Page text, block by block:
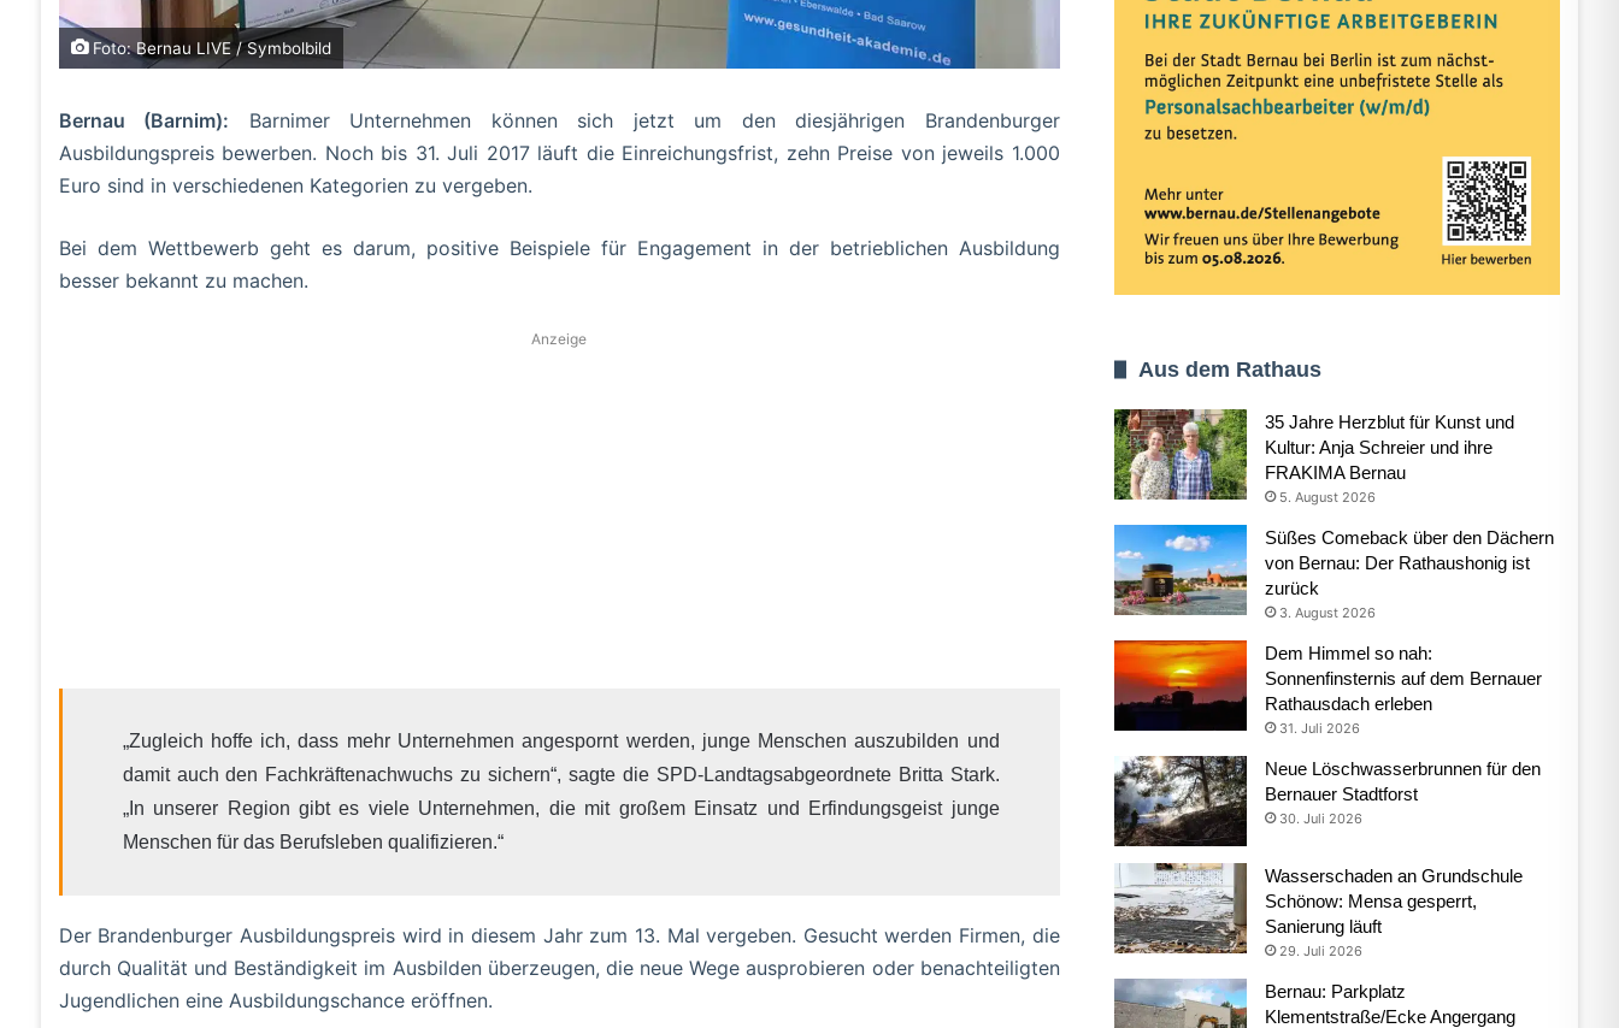
Foto: Bernau LIVE / Symbolbild
Bernau (Barnim): Barnimer Unternehmen können sich jetzt um den diesjährigen Brandenburger
Ausbildungspreis bewerben. Noch bis 31. Juli 2017 läuft die Einreichungsfrist, zehn Preise von jeweils 1.000
Euro sind in verschiedenen Kategorien zu vergeben.
Bei dem Wettbewerb geht es darum, positive Beispiele für Engagement in der betrieblichen Ausbildung
besser bekannt zu machen.
Anzeige
„Zugleich hoffe ich, dass mehr Unternehmen angespornt werden, junge Menschen auszubilden und
damit auch den Fachkräftenachwuchs zu sichern“, sagte die SPD-Landtagsabgeordnete Britta Stark.
„In unserer Region gibt es viele Unternehmen, die mit großem Einsatz und Erfindungsgeist junge
Menschen für das Berufsleben qualifizieren.“
Der Brandenburger Ausbildungspreis wird in diesem Jahr zum 13. Mal vergeben. Gesucht werden Firmen, die
durch Qualität und Beständigkeit im Ausbilden überzeugen, die neue Wege ausprobieren oder benachteiligten
Jugendlichen eine Ausbildungschance eröffnen.
Aus dem Rathaus
35 Jahre Herzblut für Kunst und
Kultur: Anja Schreier und ihre
FRAKIMA Bernau
5. August 2026
Süßes Comeback über den Dächern
von Bernau: Der Rathaushonig ist
zurück
3. August 2026
Dem Himmel so nah:
Sonnenfinsternis auf dem Bernauer
Rathausdach erleben
31. Juli 2026
Neue Löschwasserbrunnen für den
Bernauer Stadtforst
30. Juli 2026
Wasserschaden an Grundschule
Schönow: Mensa gesperrt,
Sanierung läuft
29. Juli 2026
Bernau: Parkplatz
Klementstraße/Ecke Angergang